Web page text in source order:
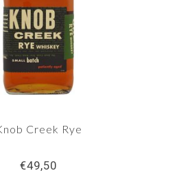
Creek Rye
€49,50